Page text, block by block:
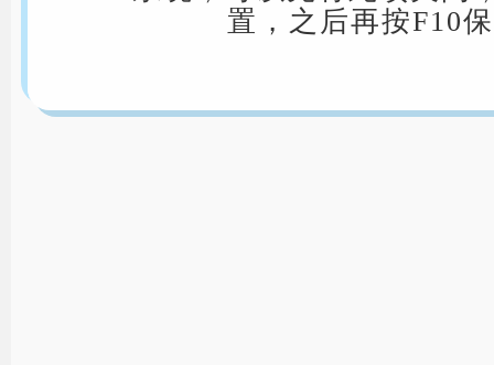
置，之后再按F10